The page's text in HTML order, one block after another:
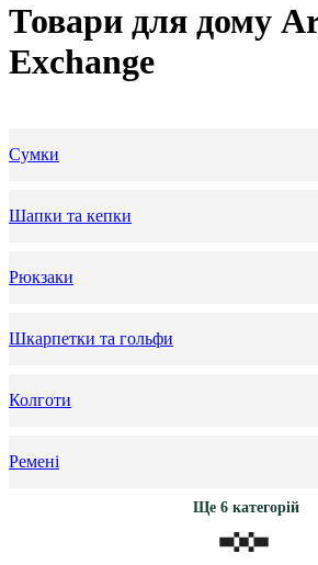
Товари для дому
Exchange
Сумки
Шапки та кепки
Рюкзаки
Шкарпетки та гольфи
Колготи
Ремені
Ще 6 категорій